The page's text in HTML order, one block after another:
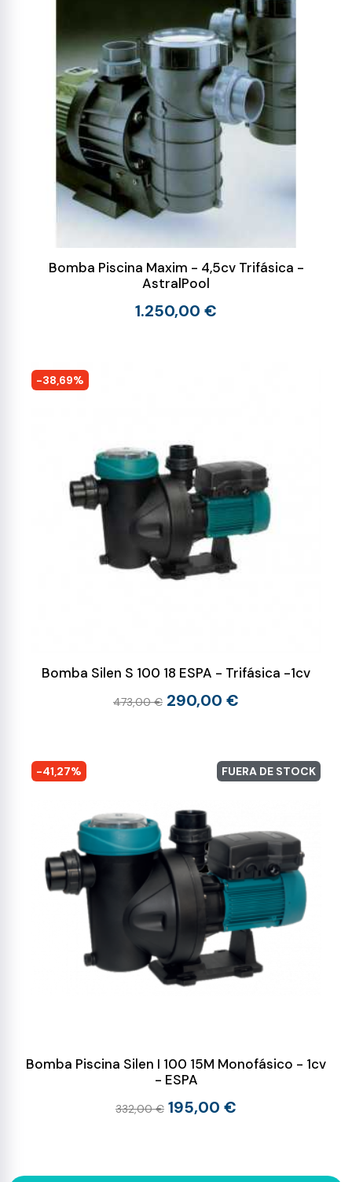
Bomba Piscina Maxim - 4,5cv Trifásica -
AstralPool
1.250,00 €
-38,69%
Bomba Silen S 100 18 ESPA - Trifásica -1cv
473,00 € 290,00 €
-41,27% FUERA DE STOCK
Bomba Piscina Silen I 100 15M Monofásico - 1cv
- ESPA
332,00 € 195,00 €